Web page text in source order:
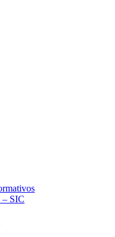
– SIC